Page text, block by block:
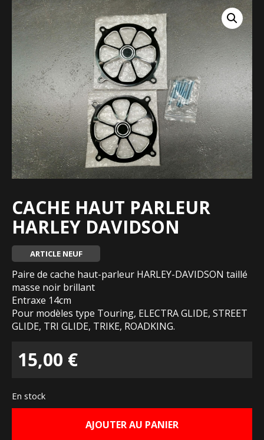
CACHE HAUT PARLEUR
HARLEY DAVIDSON
ARTICLE NEUF
Paire de cache haut-parleur HARLEY-DAVIDSON taillé
masse noir brillant
Entraxe 14cm
Pour modèles type Touring, ELECTRA GLIDE, STREET
GLIDE, TRI GLIDE, TRIKE, ROADKING.
15,00 €
En stock
AJOUTER AU PANIER